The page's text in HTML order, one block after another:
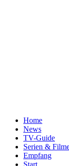
Home
News
TV-Guide
Serien &
Empfang
Start